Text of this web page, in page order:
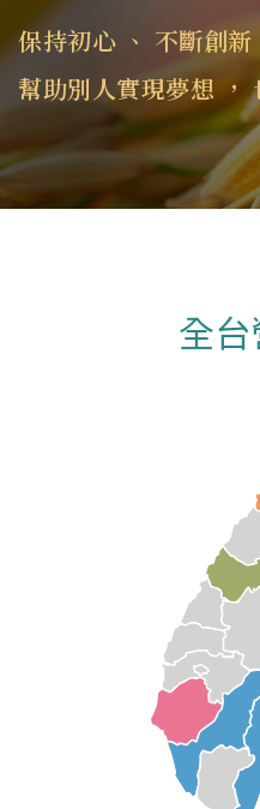
保持初心 、 不斷創新
幫助別人實現夢想 ，
全